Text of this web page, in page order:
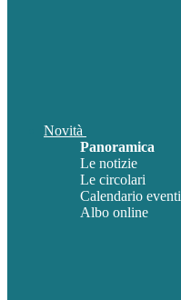
Novità
Panoramica
Le notizie
Le circolari
Calendario eventi
Albo online